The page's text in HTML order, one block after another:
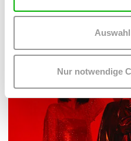
Nur notwendige
20.30
MEHR